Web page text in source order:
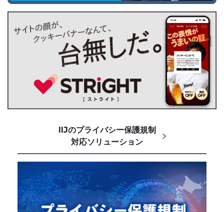
IIJのプライバシー保護規制
対応ソリューション